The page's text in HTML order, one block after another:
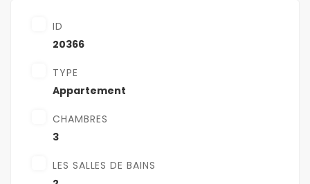
ID
20366
TYPE
Appartement
CHAMBRES
3
LES SALLES DE BAINS